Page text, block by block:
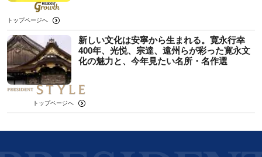
トップページへ
新しい文化は安寧から生まれる。寛永行幸
400年、光悦、宗達、遠州らが彩った寛永文
化の魅力と、今年見たい名所・名作選
トップページへ